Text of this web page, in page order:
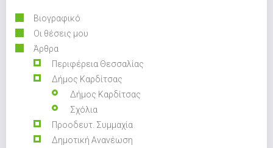
Βιογραφικό
Οι θέσεις μου
Άρθρα
Περιφέρεια Θεσσαλίας
Δήμος Καρδίτσας
Δήμος Καρδίτσας
Σχόλια
Προοδευτ. Συμμαχία
Δημοτική Ανανέωση